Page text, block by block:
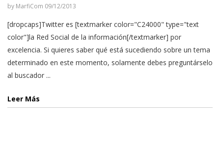
by MarfiCom 09/12/2013
[dropcaps]Twitter es [textmarker color="C24000" type="text
color"]la Red Social de la información[/textmarker] por
excelencia. Si quieres saber qué está sucediendo sobre un tema
determinado en este momento, solamente debes preguntárselo
al buscador ...
Leer Más